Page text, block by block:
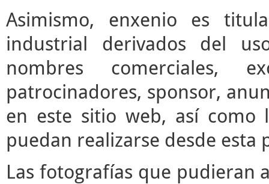
Asimismo, enxenio es
industrial derivados del
nombres comerciales,
patrocinadores, sponsor,
en este sitio web, así como
puedan realizarse desde esta
Las fotografías que pudieran